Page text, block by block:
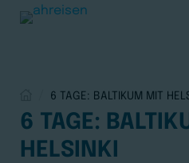
6 TAGE: BALTIKUM MIT
6 TAGE:
HELSINKI